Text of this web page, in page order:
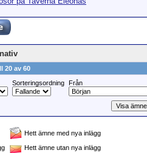
20 av 60
Sorteringsordning Från
Hett ämne med nya inlägg
Hett ämne utan nya inlägg